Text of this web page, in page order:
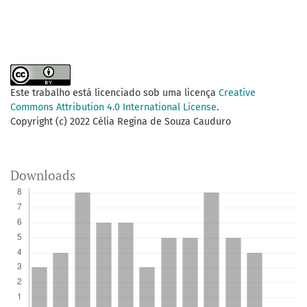
Este trabalho está licenciado sob uma licença Creative
Commons Attribution 4.0 International License.
Copyright (c) 2022 Célia Regina de Souza Cauduro
Downloads